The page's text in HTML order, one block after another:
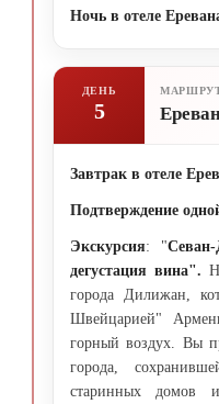
Ночь в отеле
ДЕНЬ
5
Завтрак в отеле
Подтверждение
Экскурсия: "
дегустация вина".
города Дилижан,
Швейцарией"
горный воздух. Вы
города,
старинных домов